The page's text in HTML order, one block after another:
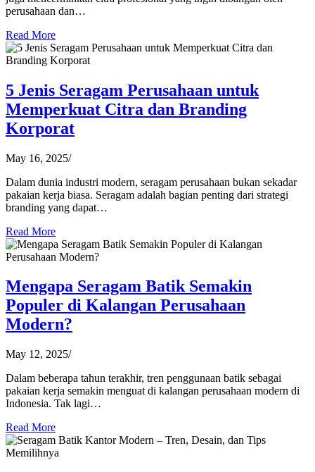
perusahaan dan…
Read More
5 Jenis Seragam Perusahaan untuk
Memperkuat Citra dan Branding
Korporat
May 16, 2025/
Dalam dunia industri modern, seragam perusahaan bukan sekadar
pakaian kerja biasa. Seragam adalah bagian penting dari strategi
branding yang dapat…
Read More
Mengapa Seragam Batik Semakin
Populer di Kalangan Perusahaan
Modern?
May 12, 2025/
Dalam beberapa tahun terakhir, tren penggunaan batik sebagai
pakaian kerja semakin menguat di kalangan perusahaan modern di
Indonesia. Tak lagi…
Read More